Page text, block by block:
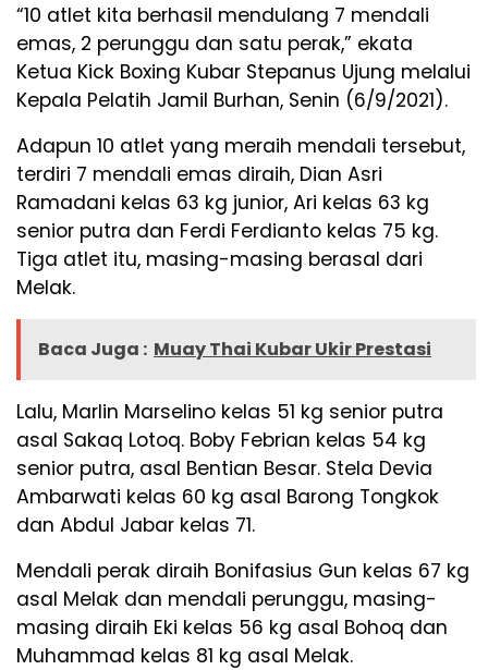
“10 atlet kita berhasil mendulang 7 mendali
emas, 2 perunggu dan satu perak,” ekata
Ketua Kick Boxing Kubar Stepanus Ujung melalui
Kepala Pelatih Jamil Burhan, Senin (6/9/2021).
Adapun 10 atlet yang meraih mendali tersebut,
terdiri 7 mendali emas diraih, Dian Asri
Ramadani kelas 63 kg junior, Ari kelas 63 kg
senior putra dan Ferdi Ferdianto kelas 75 kg.
Tiga atlet itu, masing-masing berasal dari
Melak.
Baca Juga : Muay Thai Kubar Ukir Prestasi
Lalu, Marlin Marselino kelas 51 kg senior putra
asal Sakaq Lotoq. Boby Febrian kelas 54 kg
senior putra, asal Bentian Besar. Stela Devia
Ambarwati kelas 60 kg asal Barong Tongkok
dan Abdul Jabar kelas 71.
Mendali perak diraih Bonifasius Gun kelas 67 kg
asal Melak dan mendali perunggu, masing-
masing diraih Eki kelas 56 kg asal Bohoq dan
Muhammad kelas 81 kg asal Melak.